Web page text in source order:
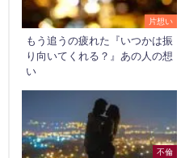
片想い
もう追うの疲れた『いつかは振
り向いてくれる？』あの人の想
い
不倫